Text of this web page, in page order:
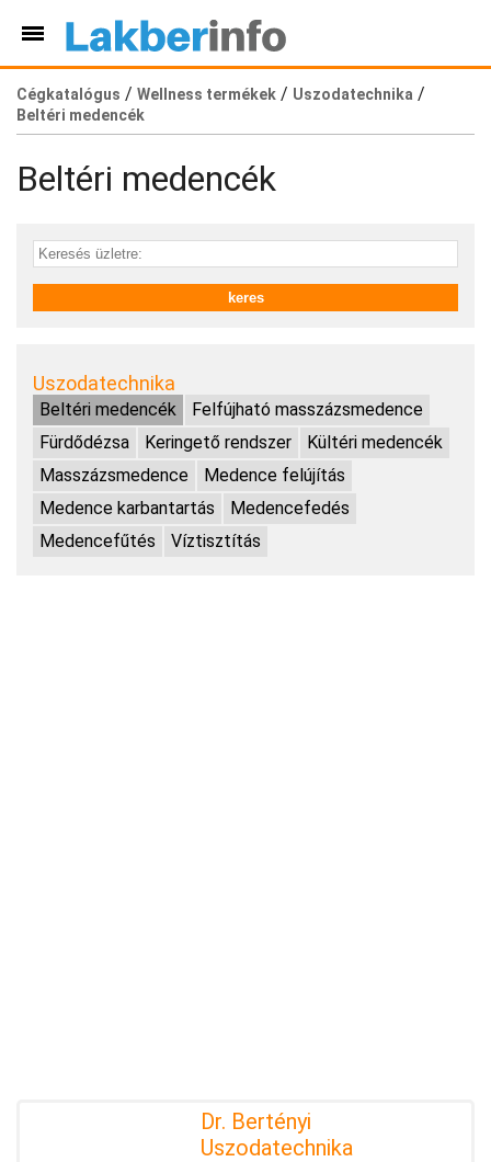
Cégkatalógus / Wellness termékek / Uszodatechnika /
Beltéri medencék
Beltéri medencék
Uszodatechnika
Beltéri medencék
Felfújható masszázsmedence
Fürdődézsa
Keringető rendszer
Kültéri medencék
Masszázsmedence
Medence felújítás
Medence karbantartás
Medencefedés
Medencefűtés
Víztisztítás
Dr. Bertényi
Uszodatechnika